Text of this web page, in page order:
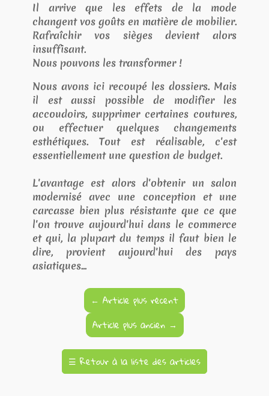
Il arrive que les effets de la mode
changent vos goûts en matière de mobilier.
Rafraîchir vos sièges devient alors
insuffisant.
Nous pouvons les transformer !
Nous avons ici recoupé les dossiers. Mais
il est aussi possible de modifier les
accoudoirs, supprimer certaines coutures,
ou effectuer quelques changements
esthétiques. Tout est réalisable, c'est
essentiellement une question de budget.
L'avantage est alors d'obtenir un salon
modernisé avec une conception et une
carcasse bien plus résistante que ce que
l'on trouve aujourd'hui dans le commerce
et qui, la plupart du temps il faut bien le
dire, provient aujourd'hui des pays
asiatiques...
← Article plus récent
Article plus ancien→
☰ Retour à la liste des articles